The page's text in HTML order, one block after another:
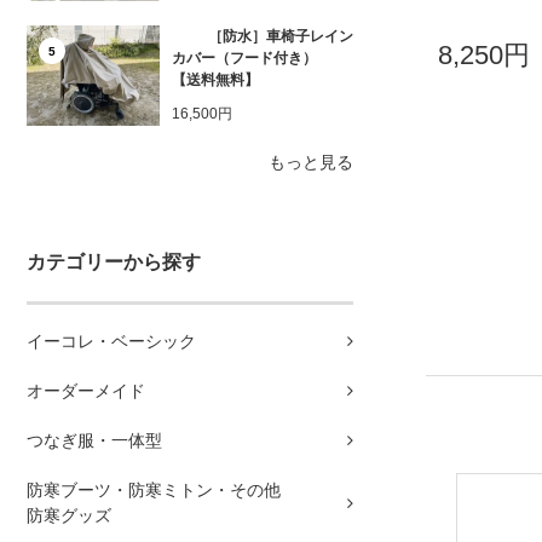
5
［防水］車椅子レイン
カバー（フード付き）
【送料無料】
16,500円
もっと見る
カテゴリーから探す
イーコレ・ベーシック
オーダーメイド
つなぎ服・一体型
防寒ブーツ・防寒ミトン・その他
防寒グッズ
8,250円